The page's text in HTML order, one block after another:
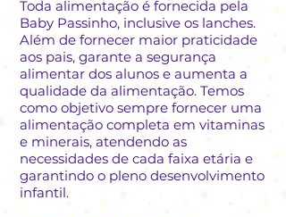
Toda alimentação é fornecida pela
Baby Passinho, inclusive os lanches.
Além de fornecer maior praticidade
aos pais, garante a segurança
alimentar dos alunos e aumenta a
qualidade da alimentação. Temos
como objetivo sempre fornecer uma
alimentação completa em vitaminas
e minerais, atendendo as
necessidades de cada faixa etária e
garantindo o pleno desenvolvimento
infantil.